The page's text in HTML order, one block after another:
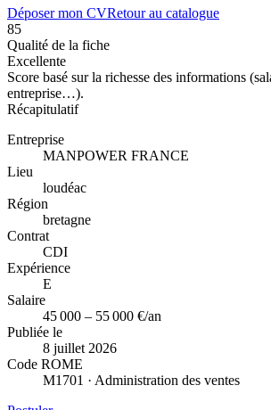
Déposer mon CVRetour au catalogue
85
Qualité de la fiche
Excellente
Score basé sur la richesse des informations
entreprise…).
Récapitulatif
Entreprise
MANPOWER FRANCE
Lieu
loudéac
Région
bretagne
Contrat
CDI
Expérience
E
Salaire
45 000 – 55 000 €/an
Publiée le
8 juillet 2026
Code ROME
M1701 · Administration des ventes